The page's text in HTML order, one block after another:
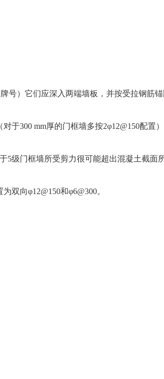
号）它们应深入两端墙板，并按受拉钢筋
于300 mm厚的门框墙多按2φ12@150配置
5级门框墙所受剪力很可能超出混凝土截面
向φ12@150和φ6@300。